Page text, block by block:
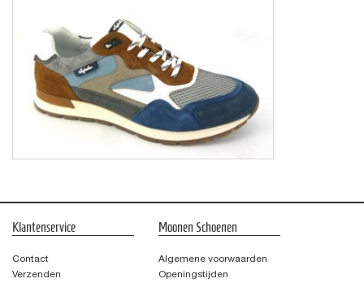
Klantenservice
Contact
Verzenden
Moonen Schoenen
Algemene voorwaarden
Openingstijden